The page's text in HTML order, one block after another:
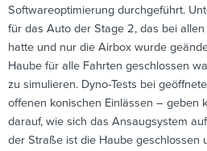
Softwareoptimierung durchgeführt.
für das Auto der Stage 2, das bei
hatte und nur die Airbox wurde
Haube für alle Fahrten geschlossen
zu simulieren. Dyno-Tests bei
offenen konischen Einlässen – geben
darauf, wie sich das Ansaugsystem
der Straße ist die Haube geschlossen